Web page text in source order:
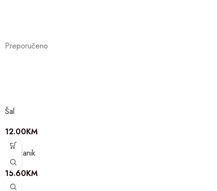
Preporučeno
Šal
12.00KM
Novčanik
15.60KM